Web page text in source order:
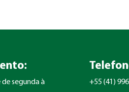
segunda à
+55 (41)